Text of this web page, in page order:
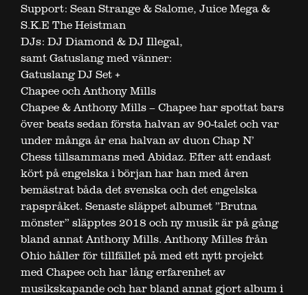
Support: Sean Strange & Salome, Juice Mega &
S.K.E The Heistman
DJs: DJ Diamond & DJ Illegal,
samt Gatuslang med vänner:
Gatuslang DJ Set +
Chapee och Anthony Mills
Chapee & Anthony Mills – Chapee har spottat bars
över beats sedan första halvan av 90-talet och var
under många år ena halvan av duon Chap N’
Chess tillsammans med Abidaz. Efter att endast
kört på engelska i början har han med åren
bemästrat båda det svenska och det engelska
rapspråket. Senaste släppet albumet ”Brutna
mönster” släpptes 2018 och ny musik är på gång
bland annat Anthony Mills. Anthony Milles från
Ohio håller för tillfället på med ett nytt projekt
med Chapee och har lång erfarenhet av
musikskapande och har bland annat gjort album i